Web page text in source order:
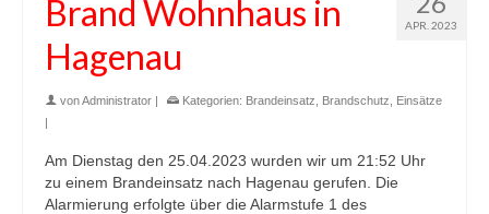
APR. 2023
Brand Wohnhaus in
Hagenau
vonAdministrator | Kategorien: Brandeinsatz Brandschutz
Einsätze
|
Am Dienstag den 25.04.2023 wurden wir um 21:52 Uhr
zu einem Brandeinsatz nach Hagenau gerufen. Die
Alarmierung erfolgte über die Alarmstufe 1 des